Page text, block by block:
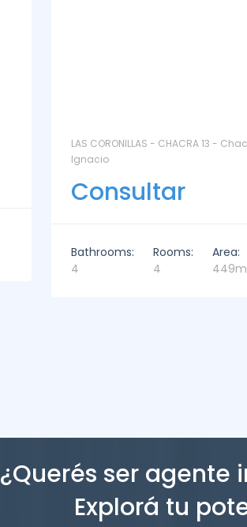
La Paz Santa Monica - Santa
Consultar
2
3
221m
¿Querés ser agente
Explorá tu